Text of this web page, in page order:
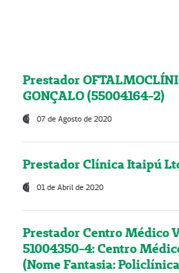
Prestador
GONÇALO (55004164-2)
07 de Agosto de 2020
Prestador Clínica Itaipú
01 de Abril de 2020
Prestador Centro Médico
51004350-4: Centro
(Nome Fantasia: